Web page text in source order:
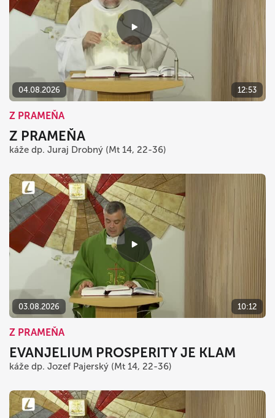
04.08.2026 12:53
Z PRAMEŇA
Z PRAMEŇA
káže dp. Juraj Drobný (Mt 14, 22-36)
03.08.2026 10:12
Z PRAMEŇA
EVANJELIUM PROSPERITY JE KLAM
káže dp. Jozef Pajerský (Mt 14, 22-36)